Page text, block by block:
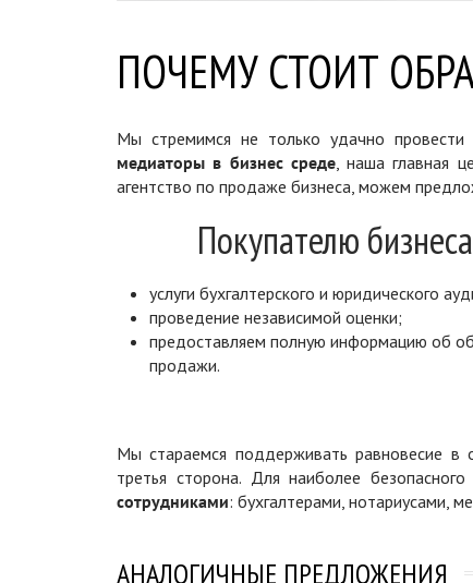
ПОЧЕМУ СТОИТ
Мы стремимся не только удачно
медиаторы в бизнес среде, наша главная
агентство по продаже бизнеса, можем
Покупателю бизнеса
услуги бухгалтерского и юридического
проведение независимой оценки;
предоставляем полную информацию об
продажи.
Мы стараемся поддерживать равновесие в
третья сторона. Для наиболее
сотрудниками: бухгалтерами, нотариусами,
АНАЛОГИЧНЫЕ ПРЕДЛОЖЕНИЯ